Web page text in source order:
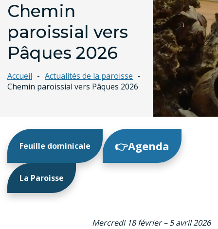
Chemin
paroissial vers
Pâques 2026
Accueil
Actualités de la paroisse
Chemin paroissial vers Pâques 2026
Feuille dominicale 👉Agenda
La Paroisse
Mercredi 18 février – 5 avril 2026